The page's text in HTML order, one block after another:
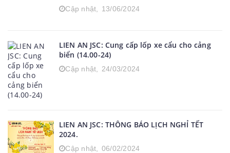
Cập nhật, 13/06/2024
LIEN AN JSC: Cung cấp lốp xe cẩu cho cảng
biển (14.00-24)
Cập nhật, 24/03/2024
LIEN AN JSC: THÔNG BÁO LỊCH NGHỈ TẾT
2024.
Cập nhật, 06/02/2024